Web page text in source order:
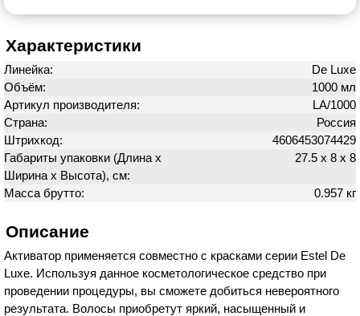
Характеристики
Линейка:
De Luxe
Объём:
1000 мл
Артикул производителя:
LA/1000
Страна:
Россия
Штрихкод:
4606453074429
Габариты упаковки (Длина х
Ширина х Высота), см:
27.5 х 8 х 8
Масса брутто: 0.957 кг
Описание
Активатор применяется совместно с красками серии Estel De
Luxe. Используя данное косметологическое средство при
проведении процедуры, вы сможете добиться невероятного
результата. Волосы приобретут яркий, насыщенный и